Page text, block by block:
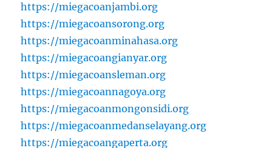
https://miegacoanjambi.org
https://miegacoansorong.org
https://miegacoanminahasa.org
https://miegacoangianyar.org
https://miegacoansleman.org
https://miegacoannagoya.org
https://miegacoanmongonsidi.org
https://miegacoanmedanselayang.org
https://miegacoangaperta.org